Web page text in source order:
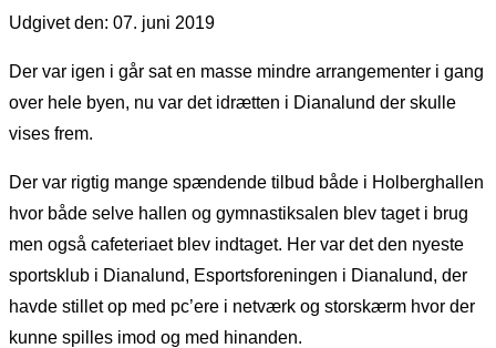
Udgivet den: 07. juni 2019
Der var igen i går sat en masse mindre arrangementer i gang
over hele byen, nu var det idrætten i Dianalund der skulle
vises frem.
Der var rigtig mange spændende tilbud både i Holberghallen
hvor både selve hallen og gymnastiksalen blev taget i brug
men også cafeteriaet blev indtaget. Her var det den nyeste
sportsklub i Dianalund, Esportsforeningen i Dianalund, der
havde stillet op med pc’ere i netværk og storskærm hvor der
kunne spilles imod og med hinanden.